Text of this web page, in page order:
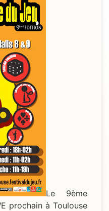
Le 9ème
prochain à Toulouse